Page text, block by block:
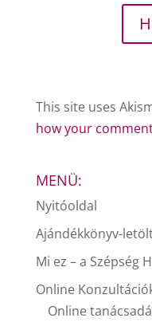
This site uses
how your
MENÜ:
Nyitóoldal
Ajándékkönyv-
Mi ez – a Szépség
Online
Online